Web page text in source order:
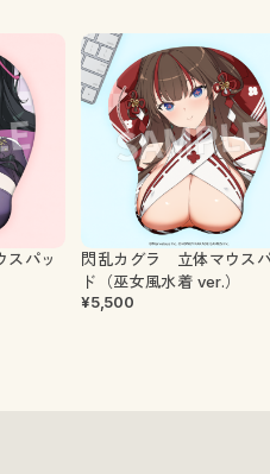
パッ
閃乱カグラ 立体マウス
ド（巫女風水着 ver.）
¥5,500